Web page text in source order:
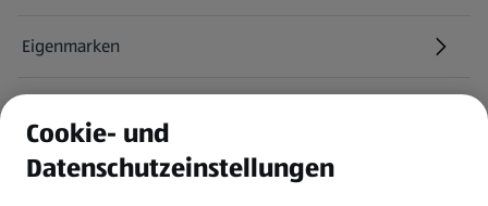
Eigenmarken
Newsletter
Cookie- und
Datenschutzeinstellungen